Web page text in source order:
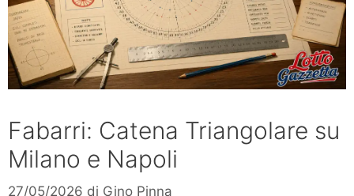
Fabarri: Catena Triangolare su
Milano e Napoli
27/05/2026 di Gino Pinna